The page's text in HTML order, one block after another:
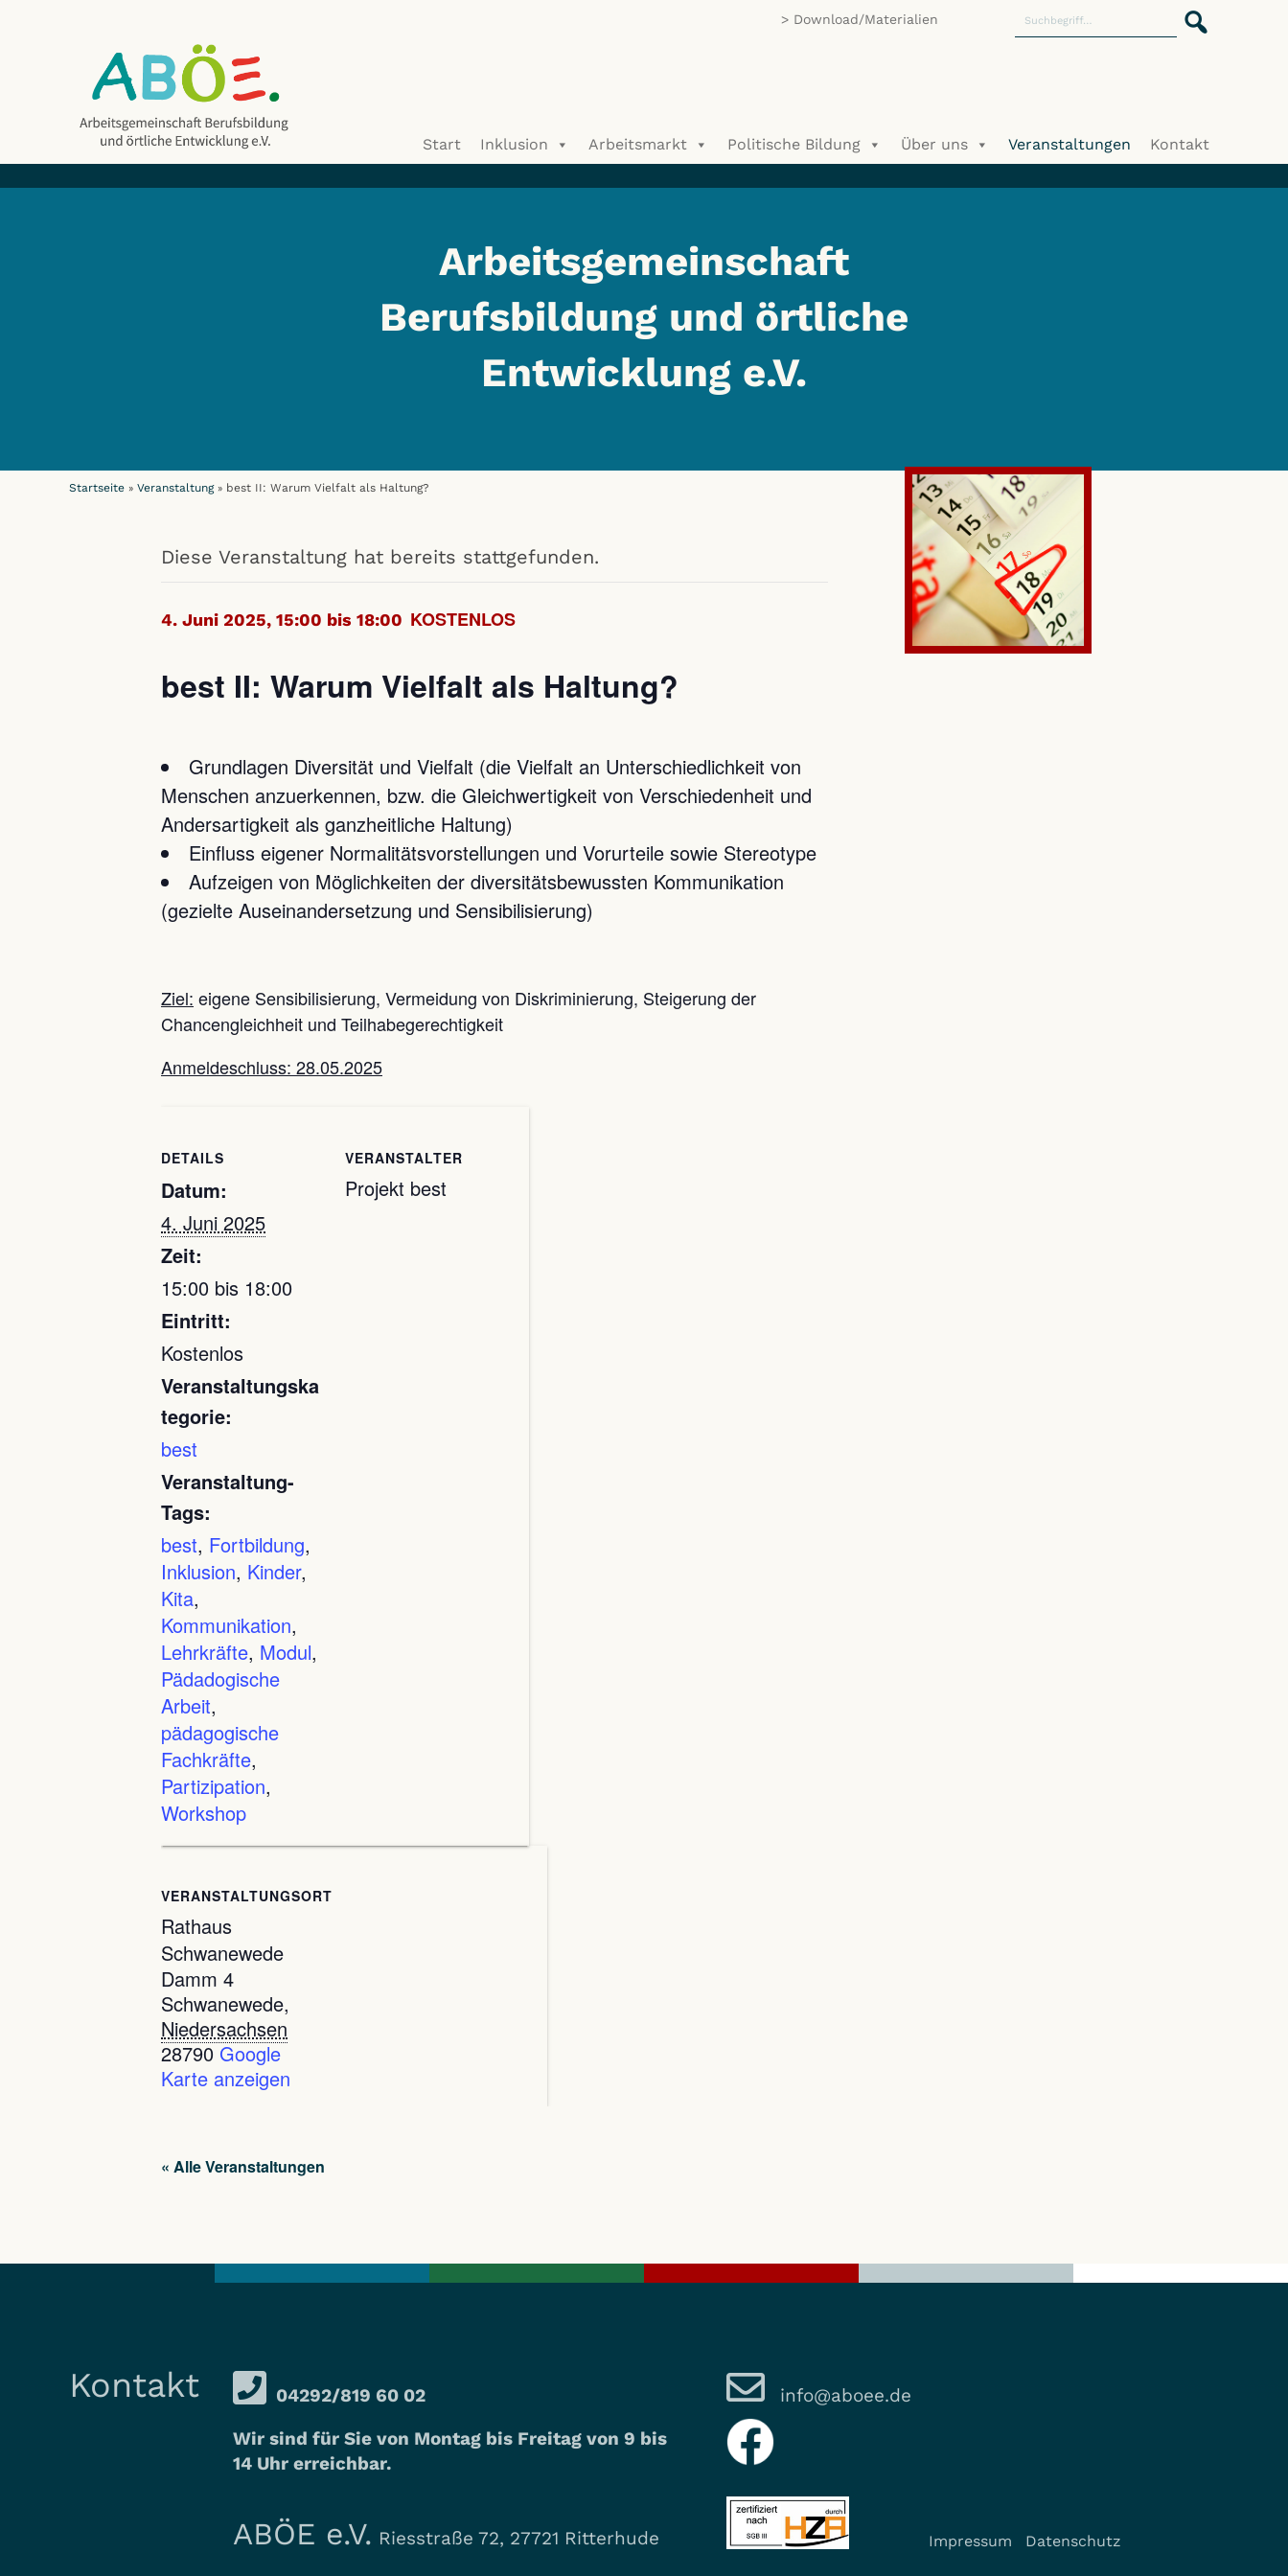
Download/Materialien
Start Inklusion Arbeitsmarkt Politische Bildung Über uns Veranstaltungen Kontakt
Arbeitsgemeinschaft
Berufsbildung und örtliche
Entwicklung e.V.
Startseite » Veranstaltung» best II: Warum Vielfalt als Haltung?
Diese Veranstaltung hat bereits stattgefunden.
4. Juni 2025, 15:00 bis 18:00 KOSTENLOS
best II: Warum Vielfalt als Haltung?
Grundlagen Diversität und Vielfalt (die Vielfalt an Unterschiedlichkeit von
Menschen anzuerkennen, bzw. die Gleichwertigkeit von Verschiedenheit und
Andersartigkeit als ganzheitliche Haltung)
Einfluss eigener Normalitätsvorstellungen und Vorurteile sowie Stereotype
Aufzeigen von Möglichkeiten der diversitätsbewussten Kommunikation
(gezielte Auseinandersetzung und Sensibilisierung)
Ziel: eigene Sensibilisierung, Vermeidung von Diskriminierung, Steigerung der
Chancengleichheit und Teilhabegerechtigkeit
Anmeldeschluss: 28.05.2025
DETAILS
Datum:
4. Juni 2025
Zeit:
15:00 bis 18:00
Eintritt:
Kostenlos
Veranstaltungska
tegorie:
best
Veranstaltung-
Tags:
best, Fortbildung,
Inklusion, Kinder,
Kita,
Kommunikation,
Lehrkräfte, Modul,
Pädadogische
Arbeit,
pädagogische
Fachkräfte,
Partizipation,
Workshop
VERANSTALTER
Projekt best
VERANSTALTUNGSORT
Rathaus
Schwanewede
Damm 4
Schwanewede,
Niedersachsen
28790 Google
Karte anzeigen
« Alle Veranstaltungen
Kontakt
04292/819 60 02
Wir sind für Sie von Montag bis Freitag von 9 bis
14 Uhr erreichbar.
info@aboee.de
ABÖE e.V. Riesstraße 72, 27721 Ritterhude Impressum Datenschutz